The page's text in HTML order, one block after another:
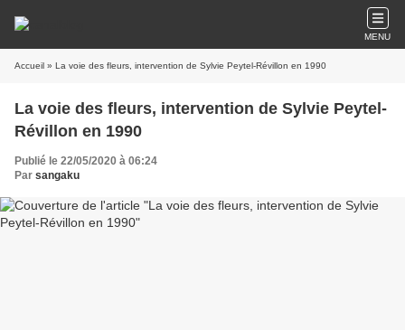
MENU
Accueil » La voie des fleurs, intervention de Sylvie Peytel-Révillon en 1990
La voie des fleurs, intervention de Sylvie Peytel-
Révillon en 1990
Publié le 22/05/2020 à 06:24
Par sangaku